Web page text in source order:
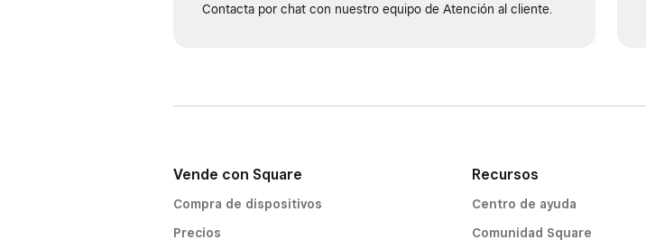
Contacta por chat con nuestro equipo de Atención al cliente.
Vende con Square
Compra de dispositivos
Precios
Recursos
Centro de ayuda
Comunidad Square